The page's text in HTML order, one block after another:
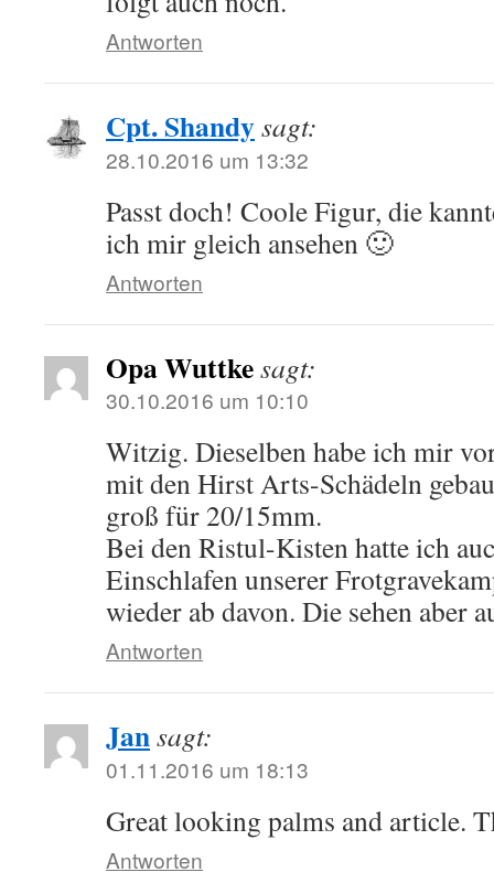
Antworten
Cpt. Shandysagt:
28.10.2016 um 13:32
Passt doch! Coole Figur, die
ich mir gleich ansehen 🙂
Antworten
Opa Wuttkesagt:
30.10.2016 um 10:10
Witzig. Dieselben habe ich mir
mit den Hirst Arts-Schädeln
groß für 20/15mm.
Bei den Ristul-Kisten hatte ich
Einschlafen unserer
wieder ab davon. Die sehen aber
Antworten
Jansagt:
01.11.2016 um 18:13
Great looking palms and article.
Antworten